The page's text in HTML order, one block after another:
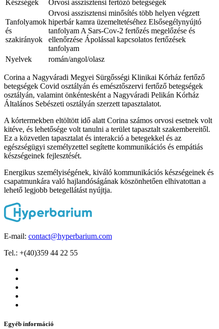
Készségek Orvosi asszisztensi fertőző betegségek
Tanfolyamok
és
szakirányok
Orvosi asszisztensi minősítés több helyen végzett
hiperbár kamra üzemeltetéséhez Elsősegélynyújtó
tanfolyam A Sars-Cov-2 fertőzés megelőzése és
ellenőrzése Ápolással kapcsolatos fertőzések
tanfolyam
Nyelvek
román/angol/olasz
Corina a Nagyváradi Megyei Sürgősségi Klinikai Kórház fertőző
betegségek Covid osztályán és emésztőszervi fertőző betegségek
osztályán, valamint önkéntesként a Nagyváradi Pelikán Kórház
Általános Sebészeti osztályán szerzett tapasztalatot.
A kórtermekben eltöltött idő alatt Corina számos orvosi esetnek volt
kitéve, és lehetősége volt tanulni a terület tapasztalt szakembereitől.
Ez a közvetlen tapasztalat és interakció a betegekkel és az
egészségügyi személyzettel segítette kommunikációs és empátiás
készségeinek fejlesztését.
Energikus személyiségének, kiváló kommunikációs készségeinek és
csapatmunkára való hajlandóságának köszönhetően elhivatottan a
lehető legjobb betegellátást nyújtja.
E-mail: contact@hyperbarium.com
Tel.: +(40)359 44 22 55
Egyéb információ